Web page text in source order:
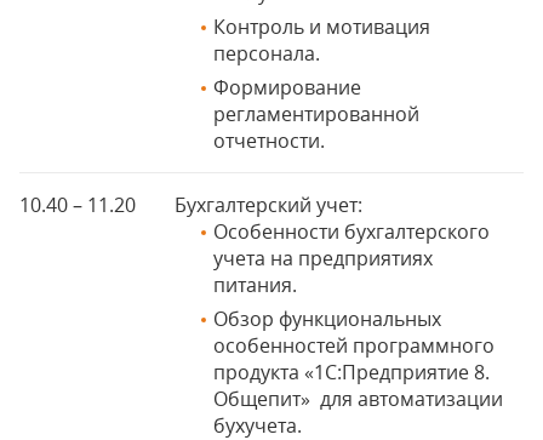
Контроль и мотивация
персонала.
Формирование
регламентированной
отчетности.
10.40 – 11.20
Бухгалтерский учет:
Особенности бухгалтерского
учета на предприятиях
питания.
Обзор функциональных
особенностей программного
продукта «1С:Предприятие 8.
Общепит» для автоматизации
бухучета.